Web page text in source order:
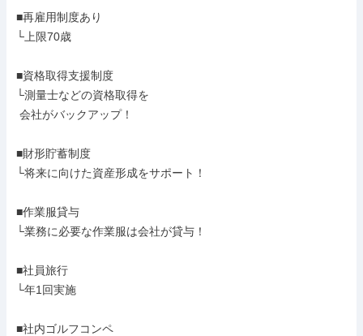
■再雇用制度あり
└上限70歳
■資格取得支援制度
└測量士などの資格取得を
■財形貯蓄制度
└将来に向けた資産形成をサポート！
■作業服貸与
└業務に必要な作業服は会社が貸与！
■社員旅行
└年1回実施
■社内ゴルフコンペ